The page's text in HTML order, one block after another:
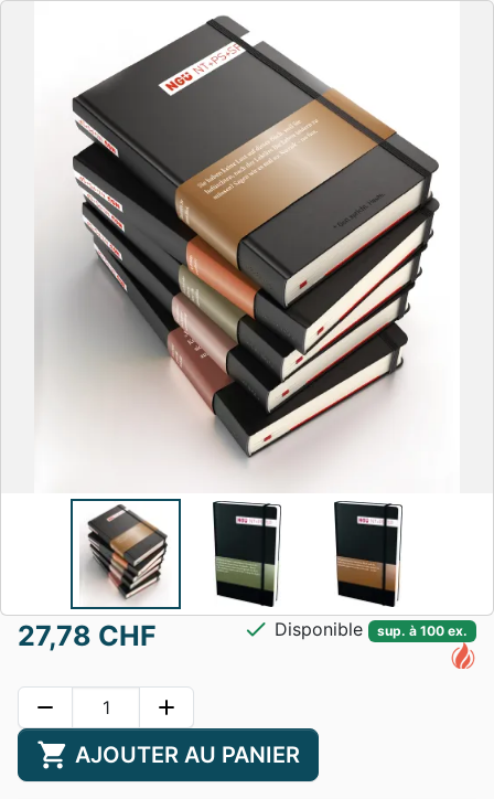
27,78 CHF check Disponible sup. à 100 ex.
remove add
shopping_cart AJOUTER AU PANIER